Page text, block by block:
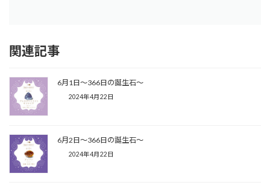
関連記事
6月1日〜366日の誕生石〜
2024年4月22日
6月2日〜366日の誕生石〜
2024年4月22日